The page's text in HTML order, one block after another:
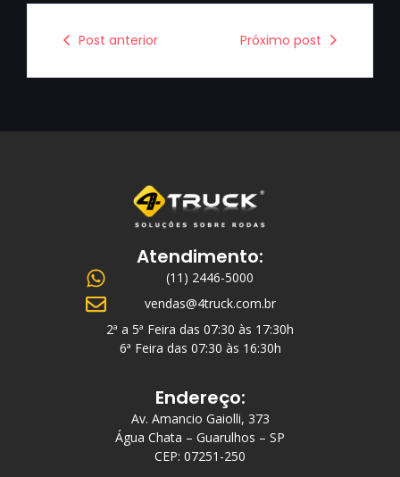
Post anterior Próximo post
Atendimento:
(11) 2446-5000
vendas@4truck.com.br
2ª a 5ª Feira das 07:30 às 17:30h
6ª Feira das 07:30 às 16:30h
Endereço:
Av. Amancio Gaiolli, 373
Água Chata – Guarulhos – SP
CEP: 07251-250